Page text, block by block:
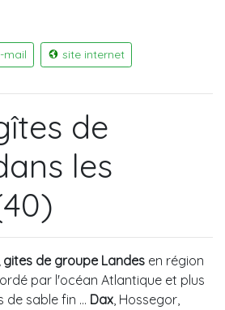
mail site internet
de
les
de groupe Landes en région
par l'océan Atlantique et plus
de sable fin ... Dax, Hossegor,